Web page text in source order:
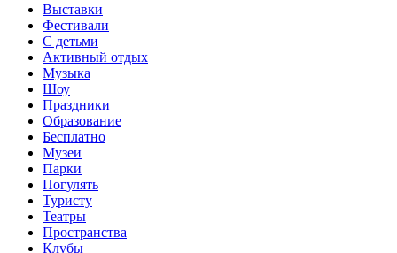
Выставки
Фестивали
С детьми
Активный отдых
Музыка
Шоу
Праздники
Образование
Бесплатно
Музеи
Парки
Погулять
Туристу
Театры
Пространства
Клубы